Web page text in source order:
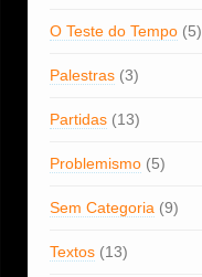
O Teste do Tempo(5)
Palestras(3)
Partidas(13)
Problemismo(5)
Sem Categoria(9)
Textos(13)